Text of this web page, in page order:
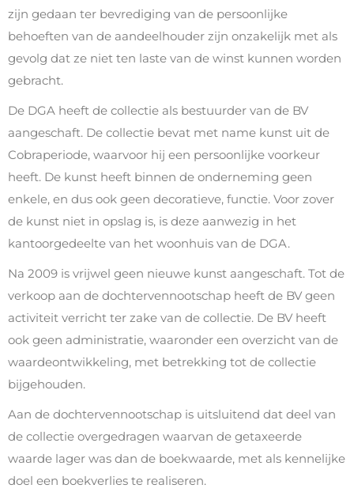
zijn gedaan ter bevrediging van de persoonlijke
behoeften van de aandeelhouder zijn onzakelijk met als
gevolg dat ze niet ten laste van de winst kunnen worden
gebracht.
De DGA heeft de collectie als bestuurder van de BV
aangeschaft. De collectie bevat met name kunst uit de
Cobraperiode, waarvoor hij een persoonlijke voorkeur
heeft. De kunst heeft binnen de onderneming geen
enkele, en dus ook geen decoratieve, functie. Voor zover
de kunst niet in opslag is, is deze aanwezig in het
kantoorgedeelte van het woonhuis van de DGA.
Na 2009 is vrijwel geen nieuwe kunst aangeschaft. Tot de
verkoop aan de dochtervennootschap heeft de BV geen
activiteit verricht ter zake van de collectie. De BV heeft
ook geen administratie, waaronder een overzicht van de
waardeontwikkeling, met betrekking tot de collectie
bijgehouden.
Aan de dochtervennootschap is uitsluitend dat deel van
de collectie overgedragen waarvan de getaxeerde
waarde lager was dan de boekwaarde, met als kennelijke
doel een boekverlies te realiseren.